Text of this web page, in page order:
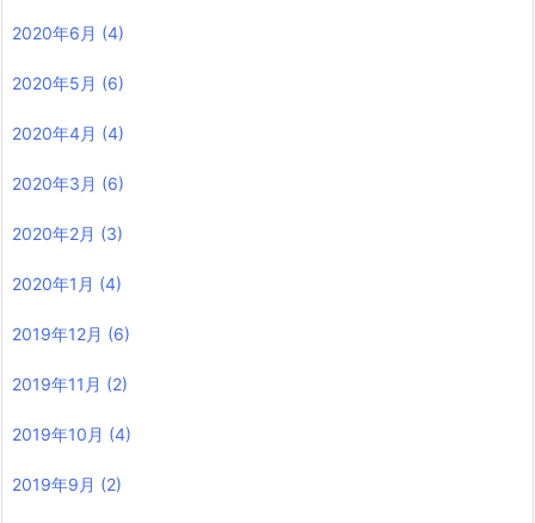
2020年6月 (4)
2020年5月 (6)
2020年4月 (4)
2020年3月 (6)
2020年2月 (3)
2020年1月 (4)
2019年12月 (6)
2019年11月 (2)
2019年10月 (4)
2019年9月 (2)